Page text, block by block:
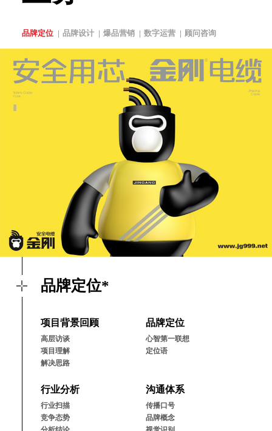
品牌定位*
项⽬背景回顾
⾼层访谈
项⽬理解
解决思路
品牌定位
⼼智第⼀联想
定位语
⾏业分析
⾏业扫描
竞争态势
沟通体系
传播⼝号
品牌概念
品牌定位 品牌设计 爆品营销 数字运营 顾问咨询